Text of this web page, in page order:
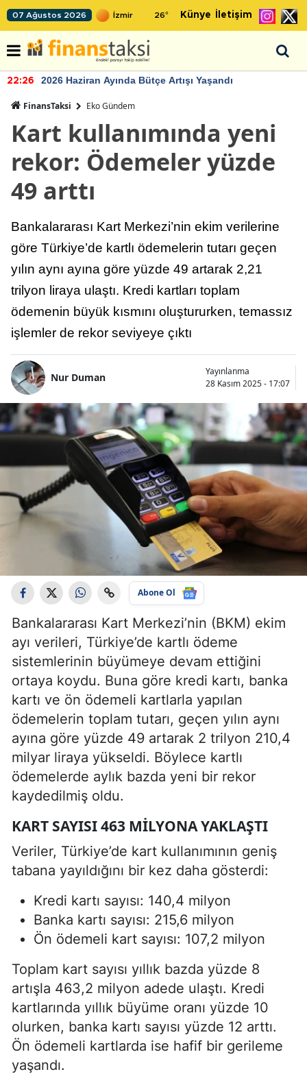
07 Ağustos 2026 26° Künye İletişim
22:26 2026 Haziran Ayında Bütçe Artışı Yaşandı
FinansTaksi Eko Gündem
Kart kullanımında yeni
rekor: Ödemeler yüzde
49 arttı
Bankalararası Kart Merkezi’nin ekim verilerine
göre Türkiye’de kartlı ödemelerin tutarı geçen
yılın aynı ayına göre yüzde 49 artarak 2,21
trilyon liraya ulaştı. Kredi kartları toplam
ödemenin büyük kısmını oluştururken, temassız
işlemler de rekor seviyeye çıktı
Nur Duman
Yayınlanma
28 Kasım 2025 - 17:07
Abone Ol
Bankalararası Kart Merkezi’nin (BKM) ekim
ayı verileri, Türkiye’de kartlı ödeme
sistemlerinin büyümeye devam ettiğini
ortaya koydu. Buna göre kredi kartı, banka
kartı ve ön ödemeli kartlarla yapılan
ödemelerin toplam tutarı, geçen yılın aynı
ayına göre yüzde 49 artarak 2 trilyon 210,4
milyar liraya yükseldi. Böylece kartlı
ödemelerde aylık bazda yeni bir rekor
kaydedilmiş oldu.
KART SAYISI 463 MILYONA YAKLAŞTI
Veriler, Türkiye’de kart kullanımının geniş
tabana yayıldığını bir kez daha gösterdi:
Kredi kartı sayısı: 140,4 milyon
Banka kartı sayısı: 215,6 milyon
Ön ödemeli kart sayısı: 107,2 milyon
Toplam kart sayısı yıllık bazda yüzde 8
artışla 463,2 milyon adede ulaştı. Kredi
kartlarında yıllık büyüme oranı yüzde 10
olurken, banka kartı sayısı yüzde 12 arttı.
Ön ödemeli kartlarda ise hafif bir gerileme
yaşandı.